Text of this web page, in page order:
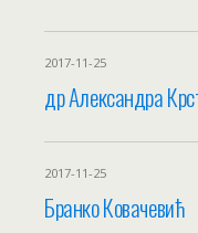
2017-11-25
др Александра
2017-11-25
Бранко Ковачевић